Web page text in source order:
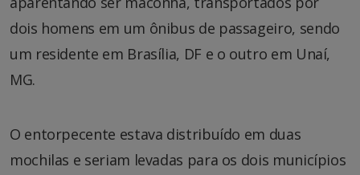
dois homens em um ônibus de passageiro, sendo
um residente em Brasília, DF e o outro em Unaí,
MG.
O entorpecente estava distribuído em duas
mochilas e seriam levadas para os dois municípios